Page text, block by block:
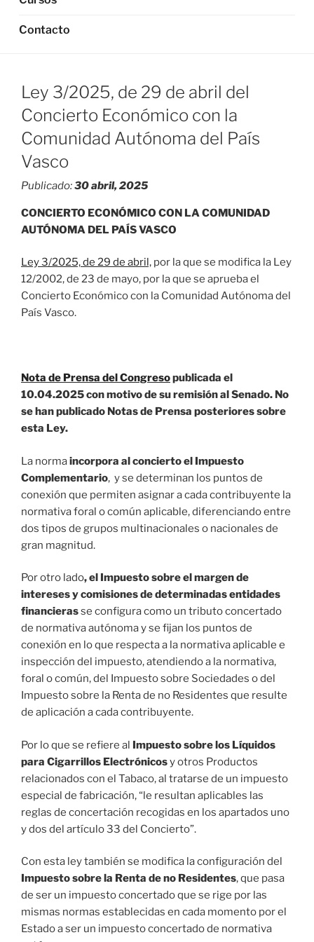
Contacto
Ley 3/2025, de 29 de abril del
Concierto Económico con la
Comunidad Autónoma del País
Vasco
Publicado:30 abril, 2025
CONCIERTO ECONÓMICO CON LA COMUNIDAD
AUTÓNOMA DEL PAÍS VASCO
Ley 3/2025, de 29 de abril, por la que se modifica la Ley
12/2002, de 23 de mayo, por la que se aprueba el
Concierto Económico con la Comunidad Autónoma del
País Vasco.
Nota de Prensa del Congresopublicada el
10.04.2025 con motivo de su remisión al Senado. No
se han publicado Notas de Prensa posteriores sobre
esta Ley.
La normaincorpora al concierto el Impuesto
Complementario, y se determinan los puntos de
conexión que permiten asignar a cada contribuyente la
normativa foral o común aplicable, diferenciando entre
dos tipos de grupos multinacionales o nacionales de
gran magnitud.
Por otro lado, el Impuesto sobre el margen de
intereses y comisiones de determinadas entidades
financierasse configura como un tributo concertado
de normativa autónoma y se fijan los puntos de
conexión en lo que respecta a la normativa aplicable e
inspección del impuesto, atendiendo a la normativa,
foral o común, del Impuesto sobre Sociedades o del
Impuesto sobre la Renta de no Residentes que resulte
de aplicación a cada contribuyente.
Por lo que se refiere al Impuesto sobre los Líquidos
para Cigarrillos Electrónicosy otros Productos
relacionados con el Tabaco, al tratarse de un impuesto
especial de fabricación, “le resultan aplicables las
reglas de concertación recogidas en los apartados uno
y dos del artículo 33 del Concierto”.
Con esta ley también se modifica la configuración del
Impuesto sobre la Renta de no Residentes, que pasa
de ser un impuesto concertado que se rige por las
mismas normas establecidas en cada momento por el
Estado a ser un impuesto concertado de normativa